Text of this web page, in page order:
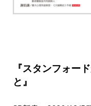
『スタンフォー
と』